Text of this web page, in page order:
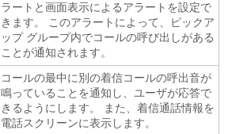
ラートと画面表示によるアラートを設定で
きます。 このアラートによって、ピックア
ップ グループ内でコールの呼び出しがある
ことが通知されます。
コールの最中に別の着信コールの呼出音が
鳴っていることを通知し、ユーザが応答で
きるようにします。 また、着信通話情報を
電話スクリーンに表示します。